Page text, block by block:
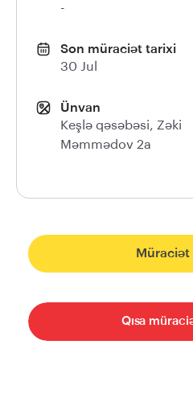
-
Son müraciət tarixi
30 Jul
Ünvan
Keşlə qəsəbəsi, Zəki
Məmmədov 2a
Müraciət
Qısa